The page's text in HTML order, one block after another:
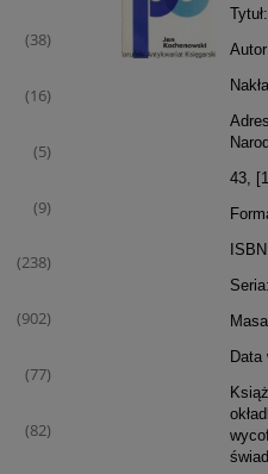
(38)
(16)
(5)
(9)
(238)
(902)
(77)
(82)
43,
Data